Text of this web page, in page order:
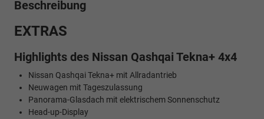
Beschreibung
EXTRAS
Highlights des Nissan Qashqai Tekna+ 4x4
Nissan Qashqai Tekna+ mit Allradantrieb
Neuwagen mit Tageszulassung
Panorama-Glasdach mit elektrischem Sonnenschutz
Head-up-Display